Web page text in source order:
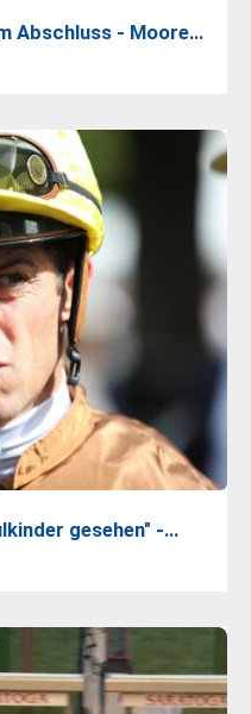
Abschluss - Moore…
gesehen" -…